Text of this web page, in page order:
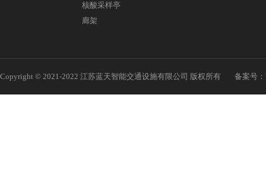
核酸采样亭
廊架
Copyright © 2021-2022 江苏蓝天智能交通设施有限公司 版权所有 备案号